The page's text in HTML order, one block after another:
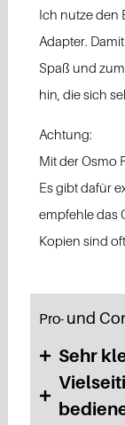
Ich nutze den
Adapter.
Spaß und
hin, die sich
Achtung:
Mit der Osmo
Es gibt dafür
empfehle das
Kopien sind
Pro- und
Sehr